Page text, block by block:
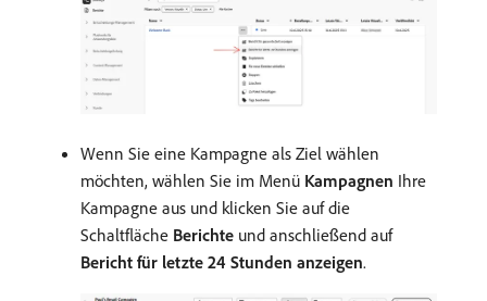
Wenn Sie eine Kampagne als Ziel wählen
möchten, wählen Sie im Menü Kampagnen Ihre
Kampagne aus und klicken Sie auf die
Schaltfläche Berichte und anschließend auf
Bericht für letzte 24 Stunden anzeigen.